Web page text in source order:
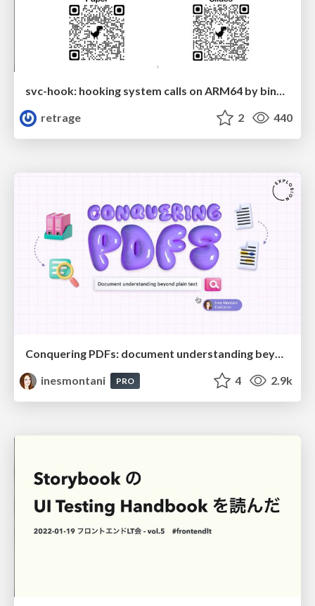
svc-hook: hooking system calls on ARM64 by binary rewriting
retrage
2 440
inesmontani
PRO 4 2.9k